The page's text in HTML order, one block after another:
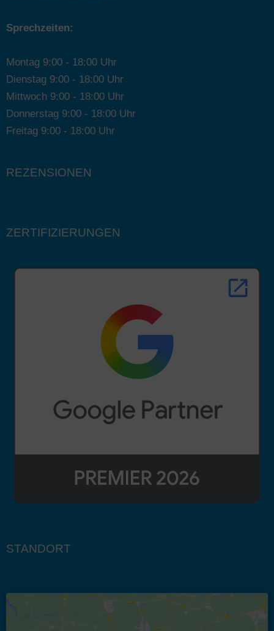
Sprechzeiten:
Montag 9:00 - 18:00 Uhr
Dienstag 9:00 - 18:00 Uhr
Mittwoch 9:00 - 18:00 Uhr
Donnerstag 9:00 - 18:00 Uhr
Freitag 9:00 - 18:00 Uhr
REZENSIONEN
ZERTIFIZIERUNGEN
STANDORT